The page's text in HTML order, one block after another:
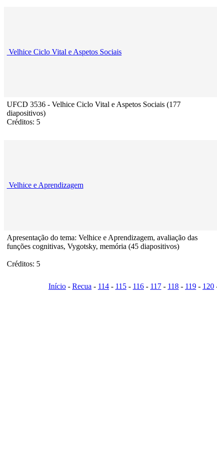
Velhice Ciclo Vital e Aspetos Sociais
UFCD 3536 - Velhice Ciclo Vital e Aspetos Sociais (177
diapositivos)
Créditos: 5
Velhice e Aprendizagem
Apresentação do tema: Velhice e Aprendizagem, avaliação das
funções cognitivas, Vygotsky, memória (45 diapositivos)
Créditos: 5
Início - Recua - 114 - 115 - 116 - 117 - 118 - 119 - 120